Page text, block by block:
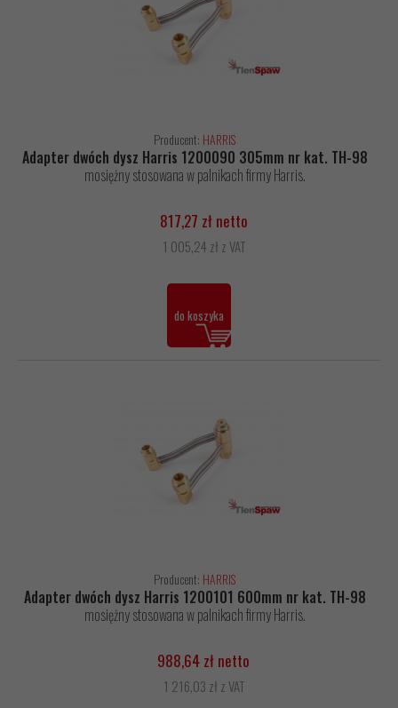
Producent: HARRIS
Adapter dwóch dysz Harris 1200090 305mm nr kat. TH-98
mosiężny stosowana w palnikach firmy Harris.
817,27 zł netto
1 005,24 zł z VAT
do koszyka
Producent: HARRIS
Adapter dwóch dysz Harris 1200101 600mm nr kat. TH-98
mosiężny stosowana w palnikach firmy Harris.
988,64 zł netto
1 216,03 zł z VAT